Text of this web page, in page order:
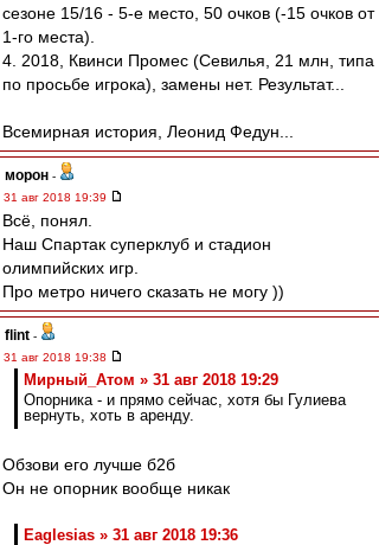
сезоне 15/16 - 5-е место, 50 очков (-15 очков от
1-го места).
4. 2018, Квинси Промес (Севилья, 21 млн, типа
по просьбе игрока), замены нет. Результат...
Всемирная история, Леонид Федун...
морон -
31 авг 2018 19:39
Всё, понял.
Наш Спартак суперклуб и стадион
олимпийских игр.
Про метро ничего сказать не могу ))
flint -
31 авг 2018 19:38
Мирный_Атом » 31 авг 2018 19:29
Опорника - и прямо сейчас, хотя бы Гулиева
вернуть, хоть в аренду.
Обзови его лучше б2б
Он не опорник вообще никак
Eaglesias » 31 авг 2018 19:36